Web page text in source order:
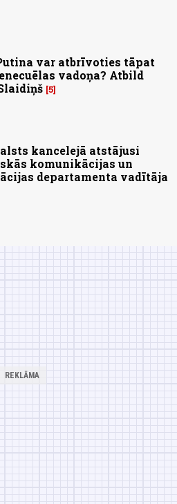
var atbrīvoties tāpat
vadoņa? Atbild
5
kancelejā atstājusi
komunikācijas un
departamenta vadītāja